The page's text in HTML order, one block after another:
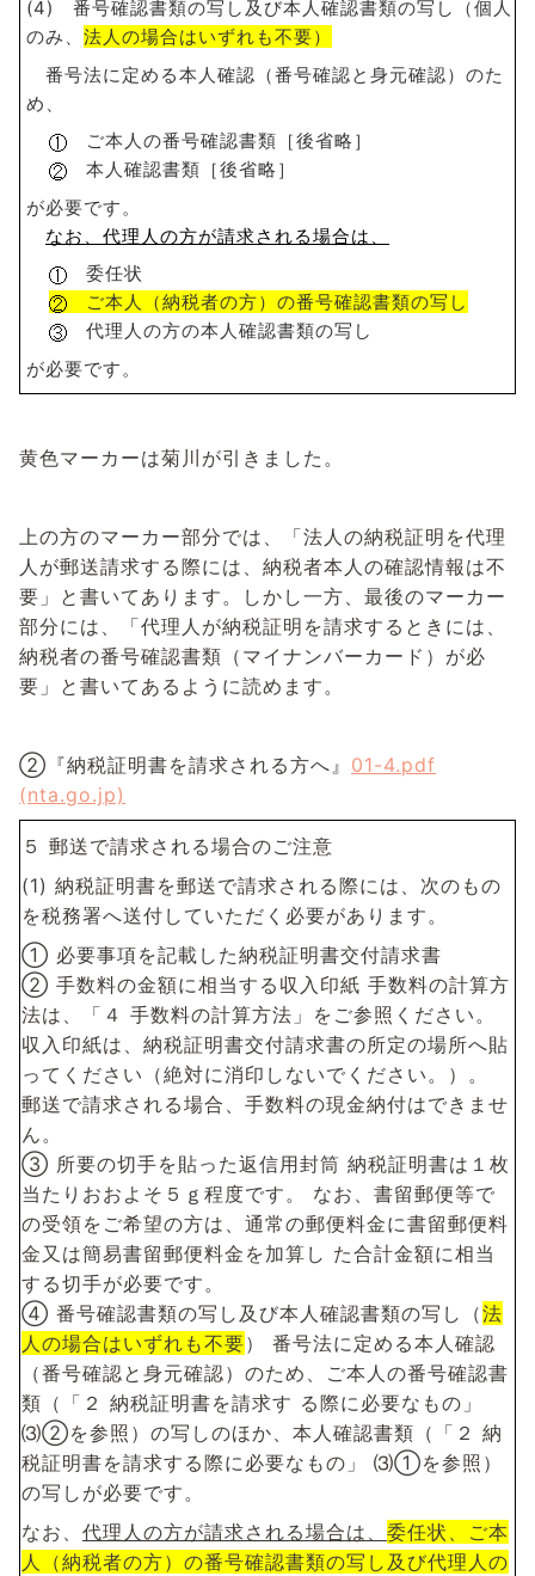
(4) 番号確認書類の写し及び本人確認書類の写し（個人
のみ、 法人の場合はいずれも不要）
番号法に定める本人確認（番号確認と身元確認）のた
め、
ご本人の番号確認書類［後省略］
本人確認書類［後省略］
が必要です。
なお、代理人の方が請求される場合は、
委任状
ご本人（納税者の方）の番号確認書類の写し
代理人の方の本人確認書類の写し
が必要です。
黄色マーカーは菊川が引きました。
上の方のマーカー部分では、「法人の納税証明を代理
人が郵送請求する際には、納税者本人の確認情報は不
要」と書いてあります。しかし一方、最後のマーカー
部分には、「代理人が納税証明を請求するときには、
納税者の番号確認書類（マイナンバーカード）が必
要」と書いてあるように読めます。
②『納税証明書を請求される方へ』 01-4.pdf
(nta.go.jp)
５ 郵送で請求される場合のご注意
(1) 納税証明書を郵送で請求される際には、次のもの
を税務署へ送付していただく必要があります。
① 必要事項を記載した納税証明書交付請求書
② 手数料の金額に相当する収入印紙 手数料の計算方
法は、「４ 手数料の計算方法」をご参照ください。
収入印紙は、納税証明書交付請求書の所定の場所へ貼
ってください（絶対に消印しないでください。）。
郵送で請求される場合、手数料の現金納付はできませ
ん。
③ 所要の切手を貼った返信用封筒 納税証明書は１枚
当たりおおよそ５ｇ程度です。 なお、書留郵便等で
の受領をご希望の方は、通常の郵便料金に書留郵便料
金又は簡易書留郵便料金を加算し た合計金額に相当
する切手が必要です。
④ 番号確認書類の写し及び本人確認書類の写し（法
人の場合はいずれも不要） 番号法に定める本人確認
（番号確認と身元確認）のため、ご本人の番号確認書
類（「２ 納税証明書を請求す る際に必要なもの」
⑶②を参照）の写しのほか、本人確認書類（「２ 納
税証明書を請求する際に必要なもの」 ⑶①を参照）
の写しが必要です。
なお、 代理人の方が請求される場合は、 委任状、ご本
人（納税者の方）の番号確認書類の写し及び代理人の